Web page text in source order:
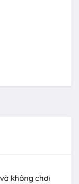
không chơi